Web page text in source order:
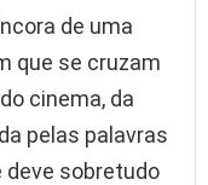
de uma
que se cruzam
cinema, da
pelas palavras
deve sobretudo